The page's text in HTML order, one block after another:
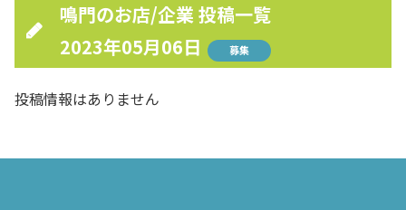
鳴門のお店/企業 投稿一覧
2023年05月06日
募集
投稿情報はありません